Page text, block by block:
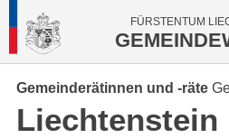
FÜRSTENTUM
Gemeinderätinnen und -räte
Liechtenstein